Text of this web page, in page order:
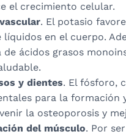
el crecimiento celular.
. El potasio
en el cuerpo.
de ácidos grasos
y dientes. El fósforo,
para la formación
la osteoporosis y
del músculo. Por